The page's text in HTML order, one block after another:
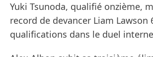
Yuki Tsunoda, qualifié onzième,
record de devancer Liam Lawson
qualifications dans le duel interne